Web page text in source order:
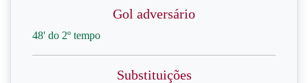
Gol adversário
48' do 2º tempo
Substituições